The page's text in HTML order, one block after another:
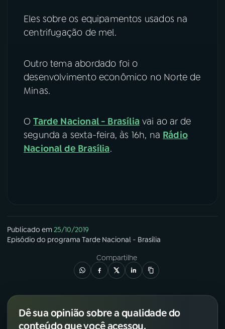
Eles sobre os equipamentos usados na
centrifugação de mel.
Outro tema abordado foi o
desenvolvimento econômico no Norte de
Minas.
OTarde Nacional - Brasília vai ao ar de
segunda a sexta-feira, às 16h, na Rádio
Nacional de Brasília.
Publicado em25/10/2019
Episódio do programa Tarde Nacional - Brasília
Compartilhe
Dê sua opinião sobre a qualidade do
conteúdo que você acessou.